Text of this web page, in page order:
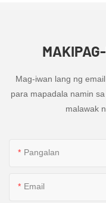
Mag-iwan lang ng
para mapadala namin
malawak
Pangalan
Email